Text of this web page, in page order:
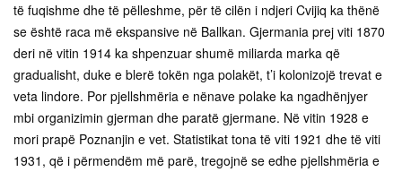
të fuqishme dhe të pëlleshme, për të cilën i ndjeri Cvijiq ka thënë
se është raca më ekspansive në Ballkan. Gjermania prej viti 1870
deri në vitin 1914 ka shpenzuar shumë miliarda marka që
gradualisht, duke e blerë tokën nga polakët, t’i kolonizojë trevat e
veta lindore. Por pjellshmëria e nënave polake ka ngadhënjyer
mbi organizimin gjerman dhe paratë gjermane. Në vitin 1928 e
mori prapë Poznanjin e vet. Statistikat tona të viti 1921 dhe të viti
1931, që i përmendëm më parë, tregojnë se edhe pjellshmëria e